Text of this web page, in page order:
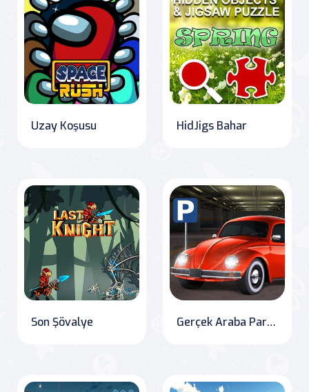
Uzay Koşusu HidJigs Bahar
Son Şövalye Gerçek Araba Park Etme Mania Simülatörü